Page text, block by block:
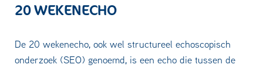
20 WEKENECHO
De 20 wekenecho, ook wel structureel echoscopisch
onderzoek (SEO) genoemd, is een echo die tussen de